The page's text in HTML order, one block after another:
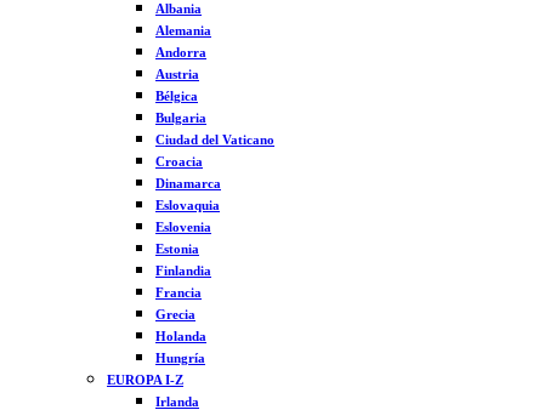
Albania
Alemania
Andorra
Austria
Bélgica
Bulgaria
Ciudad del Vaticano
Croacia
Dinamarca
Eslovaquia
Eslovenia
Estonia
Finlandia
Francia
Grecia
Holanda
Hungría
EUROPA I-Z
Irlanda